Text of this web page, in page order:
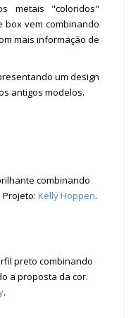
metais "coloridos"
box vem combinando
mais informação de
um design
antigos modelos.
combinando
Projeto:Kelly Hoppen.
preto combinando
a proposta da cor.
.